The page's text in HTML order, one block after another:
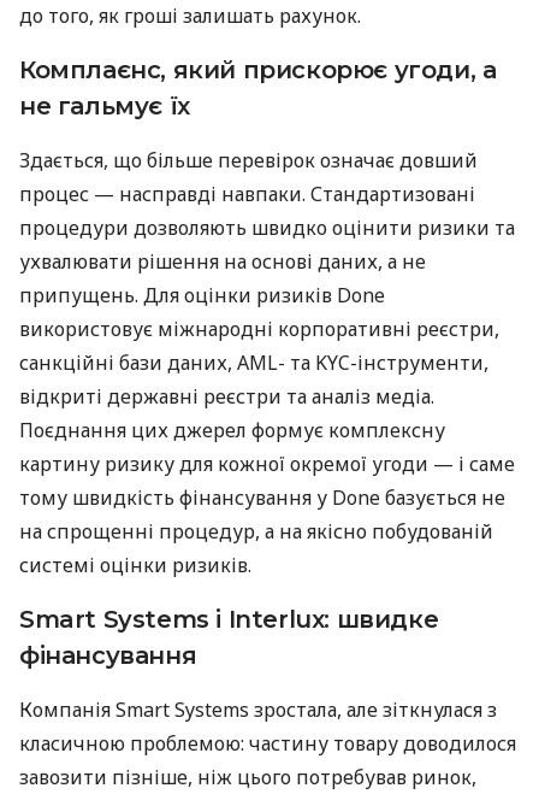
до того, як гроші залишать рахунок.
Комплаєнс, який прискорює угоди, а
не гальмує їх
Здається, що більше перевірок означає довший
процес — насправді навпаки. Стандартизовані
процедури дозволяють швидко оцінити ризики та
ухвалювати рішення на основі даних, а не
припущень. Для оцінки ризиків Done
використовує міжнародні корпоративні реєстри,
санкційні бази даних, AML- та KYC-інструменти,
відкриті державні реєстри та аналіз медіа.
Поєднання цих джерел формує комплексну
картину ризику для кожної окремої угоди — і саме
тому швидкість фінансування у Done базується не
на спрощенні процедур, а на якісно побудованій
системі оцінки ризиків.
Smart Systems і Interlux: швидке
фінансування
Компанія Smart Systems зростала, але зіткнулася з
класичною проблемою: частину товару доводилося
завозити пізніше, ніж цього потребував ринок,